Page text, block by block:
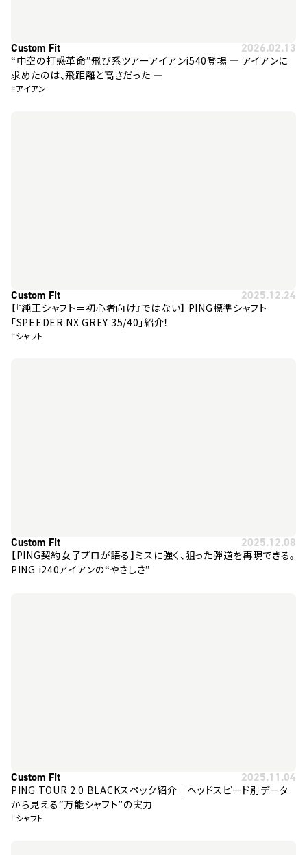
Custom Fit 2026.02.13
“中空の打感革命”飛び系ツアーアイアンi540登場 ― アイアンに
求めたのは、飛距離と高さだった ―
#アイアン
Custom Fit 2025.12.24
【『純正シャフト＝初心者向け』ではない】 PING標準シャフト
「SPEEDER NX GREY 35/40」紹介！
#シャフト
Custom Fit 2025.12.08
【PING契約女子プロが語る】ミスに強く、狙った弾道を再現できる。
PING i240アイアンの“やさしさ”
Custom Fit 2025.11.04
PING TOUR 2.0 BLACKスペック紹介｜ヘッドスピード別データ
から見える“万能シャフト”の実力
#シャフト